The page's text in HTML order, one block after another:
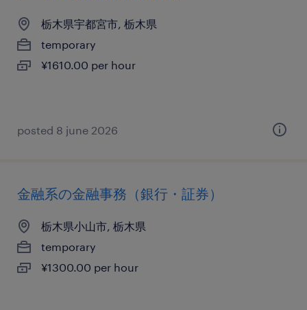
栃木県宇都宮市, 栃木県
temporary
¥1610.00 per hour
posted 8 june 2026
金融系の金融事務（銀行・証券）
栃木県小山市, 栃木県
temporary
¥1300.00 per hour